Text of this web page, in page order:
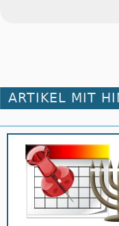
ARTIKEL MIT